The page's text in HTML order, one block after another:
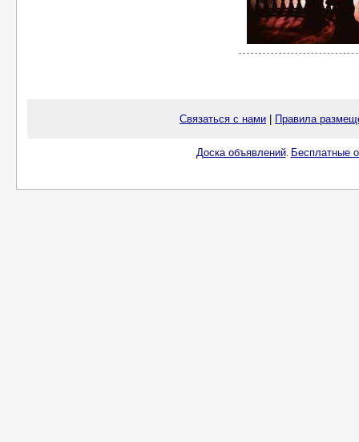
Связаться с нами Правила
Доска объявлений. Бесплатные